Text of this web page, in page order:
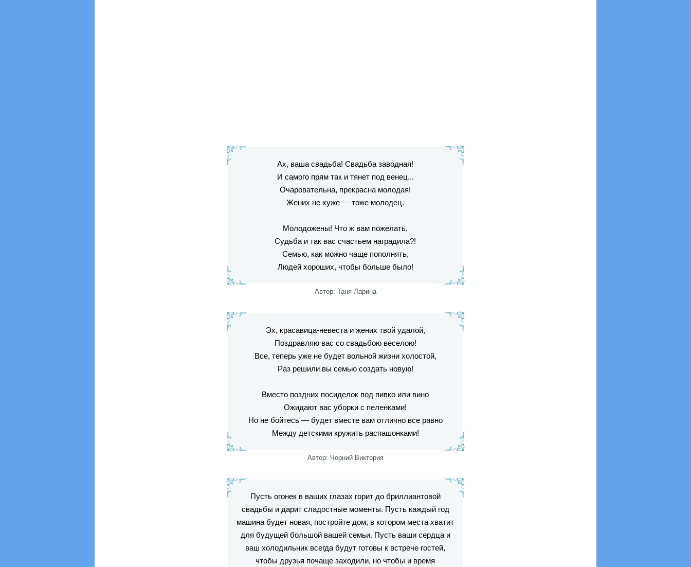
Ах, ваша свадьба! Свадьба заводная!
И самого прям так и тянет под венец...
Очаровательна, прекрасна молодая!
Жених не хуже — тоже молодец.
Молодожены! Что ж вам пожелать,
Судьба и так вас счастьем наградила?!
Семью, как можно чаще пополнять,
Людей хороших, чтобы больше было!
Автор: Таня Ларина
Эх, красавица-невеста и жених твой удалой,
Поздравляю вас со свадьбою веселою!
Все, теперь уже не будет вольной жизни холостой,
Раз решили вы семью создать новую!
Вместо поздних посиделок под пивко или вино
Ожидают вас уборки с пеленками!
Но не бойтесь — будет вместе вам отлично все равно
Между детскими кружить распашонками!
Автор: Чорний Виктория
Пусть огонек в ваших глазах горит до бриллиантовой
свадьбы и дарит сладостные моменты. Пусть каждый год
машина будет новая, постройте дом, в котором места хватит
для будущей большой вашей семьи. Пусть ваши сердца и
ваш холодильник всегда будут готовы к встрече гостей,
чтобы друзья почаще заходили, но чтобы и время